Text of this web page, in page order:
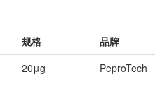
规格 品牌
20μg PeproTech